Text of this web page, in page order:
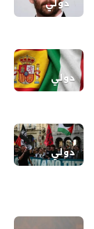
دولي
دولي
دولي